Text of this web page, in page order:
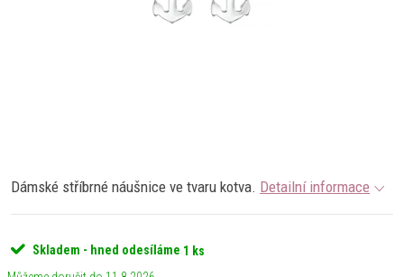
Dámské stříbrné náušnice ve tvaru kotva. Detailní informace
Skladem - hned odesíláme 1 ks